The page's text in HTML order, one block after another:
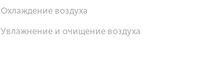
Охлаждение воздуха
Увлажнение и очищение воздуха